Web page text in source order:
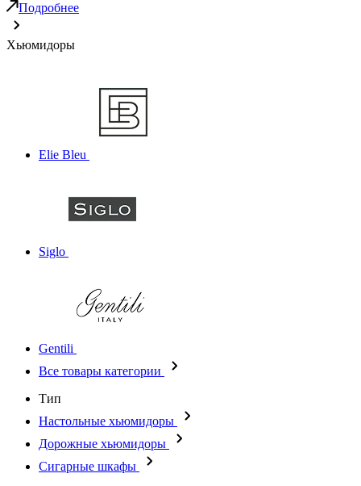
Подробнее
Хьюмидоры
Elie Bleu
Siglo
Gentili
Все товары категории
Тип
Настольные хьюмидоры
Дорожные хьюмидоры
Сигарные шкафы